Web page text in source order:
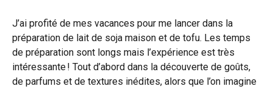
J’ai profité de mes vacances pour me lancer dans la
préparation de lait de soja maison et de tofu. Les temps
de préparation sont longs mais l’expérience est très
intéressante ! Tout d’abord dans la découverte de goûts,
de parfums et de textures inédites, alors que l’on imagine